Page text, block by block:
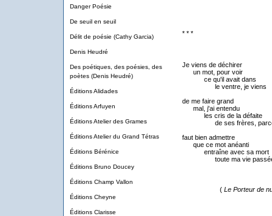
Danger Poésie
De seuil en seuil
Délit de poésie (Cathy Garcia)
Denis Heudré
Des poétiques, des poésies, des
poètes (Denis Heudré)
Éditions Alidades
Éditions Arfuyen
Éditions Atelier des Grames
Éditions Atelier du Grand Tétras
Éditions Bérénice
Éditions Bruno Doucey
Éditions Champ Vallon
Éditions Cheyne
Éditions Clarisse
* * *
Je viens de déchirer
un mot, pour voir
ce qu'il avait dans
le ventre, je viens
de me faire grand
mal, j'ai entendu
les cris de la défaite
de ses frères, parce
faut bien admettre
que ce mot anéanti
entraîne avec sa mort
toute ma vie
( Le Porteur de